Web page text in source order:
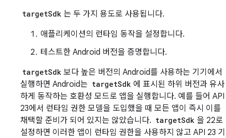
targetSdk 는 두 가지 용도로 사용됩니다.
애플리케이션의 런타임 동작을 설정합니다.
테스트한 Android 버전을 증명합니다.
targetSdk 보다 높은 버전의 Android를 사용하는 기기에서
실행하면 Android는 targetSdk 에 표시된 하위 버전과 유사
하게 동작하는 호환성 모드로 앱을 실행합니다. 예를 들어 API
23에서 런타임 권한 모델을 도입했을 때 모든 앱이 즉시 이를
채택할 준비가 되어 있지는 않았습니다. targetSdk 을 22로
설정하면 이러한 앱이 런타임 권한을 사용하지 않고 API 23 기